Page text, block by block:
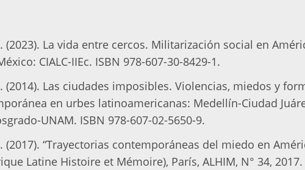
(2023). La vida entre cercos. Militarización social en
CIALC-IIEc. ISBN 978-607-30-8429-1.
(2014). Las ciudades imposibles. Violencias, miedos y
en urbes latinoamericanas: Medellín-Ciudad
UNAM. ISBN 978-607-02-5650-9.
(2017). “Trayectorias contemporáneas del miedo en
Latine Histoire et Mémoire), París, ALHIM, N° 34, 2017.